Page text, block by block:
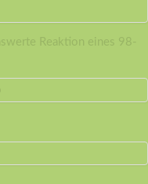
Reaktion eines 98-